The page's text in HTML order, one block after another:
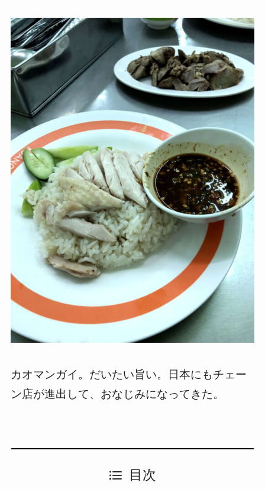
カオマンガイ。だいたい旨い。日本にもチェー
ン店が進出して、おなじみになってきた。
目次